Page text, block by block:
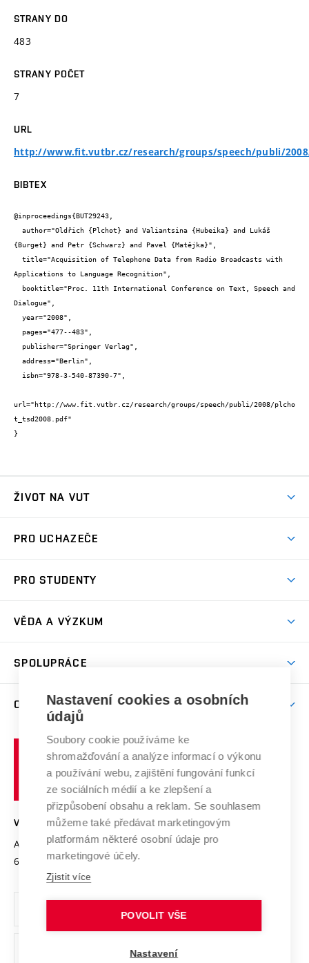
STRANY DO
483
STRANY POČET
7
URL
http://www.fit.vutbr.cz/research/groups/speech/publi/
BIBTEX
@inproceedings{BUT29243,
{Burget} and Petr {Schwarz} and Pavel {Matějka}",
Applications to Language Recognition",
Dialogue",
url="http://www.fit.vutbr.cz/research/groups/speech/publi/2008/plcho
t_tsd2008.pdf"
}
ŽIVOT NA VUT
Koleje
Sport na VUT
PRO UCHAZEČE
Dny otevřených dveří
Celoživotní vzdělávání
E-přihláška
PRO STUDENTY
Harmonogram akademického roku
Závěrečné práce
Doktorské studium
Zpracování osobních údajů studentů
Sociální bezpečí
Studium bez bariér
Podpora podnikání
VĚDA A VÝZKUM
Mezinárodní vědecká rada
Systém zajišťování kvality výzkumu
Výzkumné infrastruktury
Transfer znalostí
Open Science
Projekty
Projekty ze strukturálních fondů
Specifický výzkum
SPOLUPRÁCE
Firemní spolupráce
Zahraniční spolupráce
Spolupráce se školami
Mezinárodní dohody
Univerzitní sítě
O UNIVERZITĚ
Profil univerzity
Udržitelná univerzita
Podnikavá univerzita / ContriBUTe
Bezpečná univerzita
Vyznamenání
Organizační struktura
Ochrana osobních údajů
učení
technické
Brně
VYSOKÉ UČENÍ TECHNICKÉ V BRNĚ
Antonínská 548/1
602 00 Brno
www.vut.cz
vut@vutbr.cz
Nastavení cookies a osobních
údajů
Soubory cookie používáme ke
shromažďování a analýze informací o výkonu
a používání webu, zajištění fungování funkcí
ze sociálních médií a ke zlepšení a
přizpůsobení obsahu a reklam. Se souhlasem
můžeme také předávat marketingovým
platformám některé osobní údaje pro
marketingové účely.
Zjistit více
POVOLIT VŠE
Nastavení